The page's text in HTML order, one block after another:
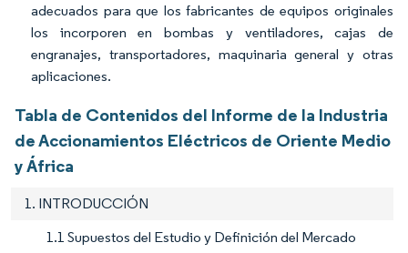
adecuados para que los fabricantes de equipos originales
los incorporen en bombas y ventiladores, cajas de
engranajes, transportadores, maquinaria general y otras
aplicaciones.
Tabla de Contenidos del Informe de la Industria
de Accionamientos Eléctricos de Oriente Medio
y África
1. INTRODUCCIÓN
1.1 Supuestos del Estudio y Definición del Mercado